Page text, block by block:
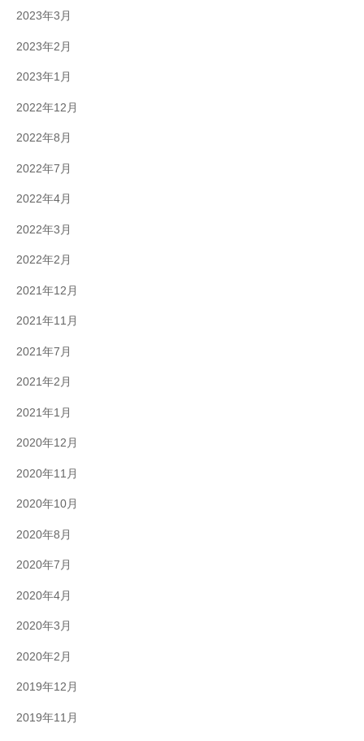
2023年3月
2023年2月
2023年1月
2022年12月
2022年8月
2022年7月
2022年4月
2022年3月
2022年2月
2021年12月
2021年11月
2021年7月
2021年2月
2021年1月
2020年12月
2020年11月
2020年10月
2020年8月
2020年7月
2020年4月
2020年3月
2020年2月
2019年12月
2019年11月